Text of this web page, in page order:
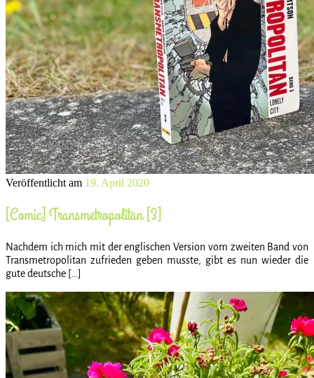
Veröffentlicht am 19. April 2020
[Comic] Transmetropolitan [3]
Nachdem ich mich mit der englischen Version vom zweiten Band von
Transmetropolitan zufrieden geben musste, gibt es nun wieder die
gute deutsche […]